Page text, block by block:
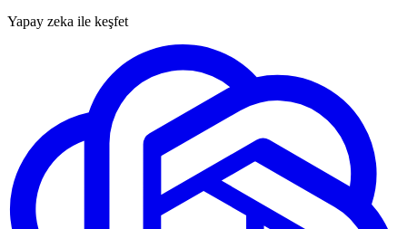
Yapay zeka ile keşfet